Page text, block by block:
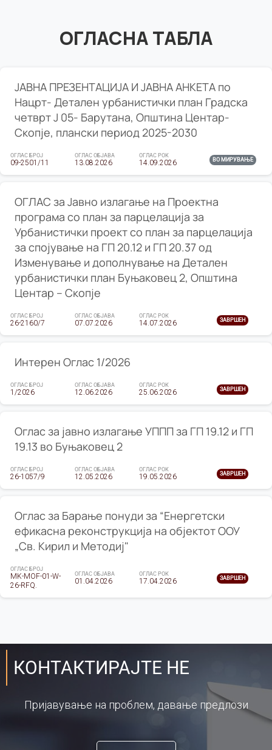
ОГЛАСНА ТАБЛА
ЈАВНА ПРЕЗЕНТАЦИЈА И ЈАВНА АНКЕТА по
Нацрт- Детален урбанистички план Градска
четврт Ј 05- Барутана, Општина Центар-
Скопје, плански период 2025-2030
ОГЛАС БРОЈ
09-2501/11
ОГЛАС ОБЈАВА
13.08.2026
ОГЛАС РОК
14.09.2026 ВО МИРУВАЊЕ
ОГЛАС за Јавно излагање на Проектна
програма со план за парцелација за
Урбанистички проект со план за парцелација
за спојување на ГП 20.12 и ГП 20.37 од
Изменување и дополнување на Детален
урбанистички план Буњаковец 2, Општина
Центар – Скопје
ОГЛАС БРОЈ
26-2160/7
ОГЛАС ОБЈАВА
07.07.2026
ОГЛАС РОК
14.07.2026 ЗАВРШЕН
Интерен Оглас 1/2026
ОГЛАС БРОЈ
1/2026
ОГЛАС ОБЈАВА
12.06.2026
ОГЛАС РОК
25.06.2026 ЗАВРШЕН
Оглас за јавно излагање УППП за ГП 19.12 и ГП
19.13 во Буњаковец 2
ОГЛАС БРОЈ
26-1057/9
ОГЛАС ОБЈАВА
12.05.2026
ОГЛАС РОК
19.05.2026 ЗАВРШЕН
Оглас за Барање понуди за “Енергетски
ефикасна реконструкција на објектот ООУ
„Св. Кирил и Методиј"
ОГЛАС БРОЈ
MK-MOF-01-W-
26-RFQ.
ОГЛАС ОБЈАВА
01.04.2026
ОГЛАС РОК
17.04.2026 ЗАВРШЕН
КОНТАКТИРАЈТЕ НЕ
Пријавување на проблем, давање предлози